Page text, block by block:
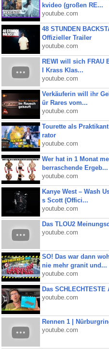
kvideo (großen RE...
youtube.com
48 STUNDEN
Offizieller Trailer
youtube.com
REWI will sich FRAU
I Krass Klas...
youtube.com
Verkäuferin will ihr
ür Rares vom...
youtube.com
Tourette als
rator
youtube.com
Wer hat in 1 Monat
berraschende Ergeb...
youtube.com
Kanye West – Wash
s Scott (Offici...
youtube.com
Das TLOU2
youtube.com
SO! Das war dann
nie mehr granit und...
youtube.com
Das
youtube.com
Rennen 1 |
youtube.com